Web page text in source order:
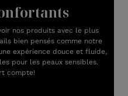
nos produits avec le plus
bien pensés comme notre
expérience douce et fluide,
pour les peaux sensibles.
compte!